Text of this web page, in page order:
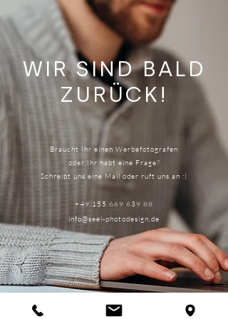
WIR SIND BALD
ZURÜCK!
Braucht Ihr einen Werbefotografen
oder Ihr habt eine Frage?
Schreibt uns eine Mail oder ruft uns an :)
+49 155 669 639 88
info@seel-photodesign.de